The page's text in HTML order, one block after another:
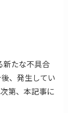
新たな不具合
、発生してい
第、本記事に